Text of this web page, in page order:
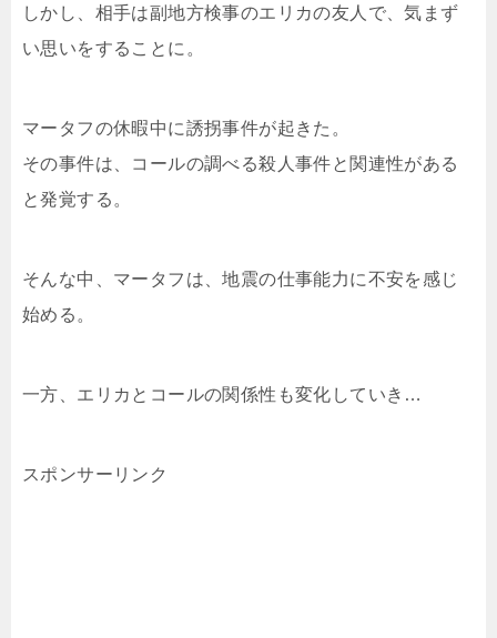
しかし、相手は副地方検事のエリカの友人で、気まず
い思いをすることに。
マータフの休暇中に誘拐事件が起きた。
その事件は、コールの調べる殺人事件と関連性がある
と発覚する。
そんな中、マータフは、地震の仕事能力に不安を感じ
始める。
一方、エリカとコールの関係性も変化していき…
スポンサーリンク